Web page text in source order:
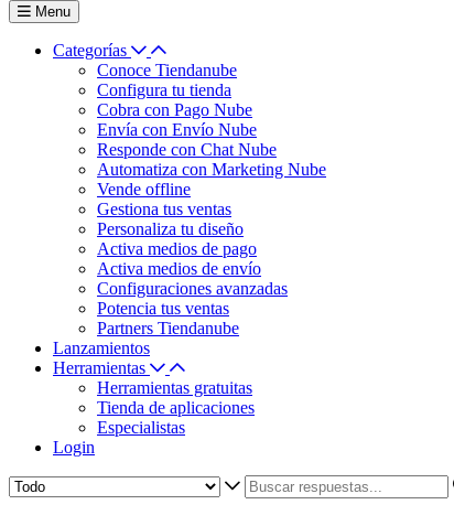
Menu
Categorías
Conoce Tiendanube
Configura tu tienda
Cobra con Pago Nube
Envía con Envío Nube
Responde con Chat Nube
Automatiza con Marketing Nube
Vende offline
Gestiona tus ventas
Personaliza tu diseño
Activa medios de pago
Activa medios de envío
Configuraciones avanzadas
Potencia tus ventas
Partners Tiendanube
Lanzamientos
Herramientas
Herramientas gratuitas
Tienda de aplicaciones
Especialistas
Login